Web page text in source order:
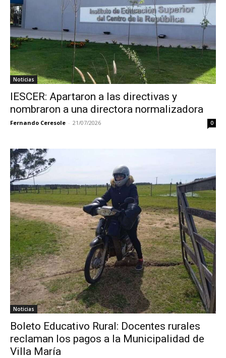
Noticias
IESCER: Apartaron a las directivas y
nombraron a una directora normalizadora
Fernando Ceresole - 21/07/2026 0
Noticias
Boleto Educativo Rural: Docentes rurales
reclaman los pagos a la Municipalidad de
Villa María